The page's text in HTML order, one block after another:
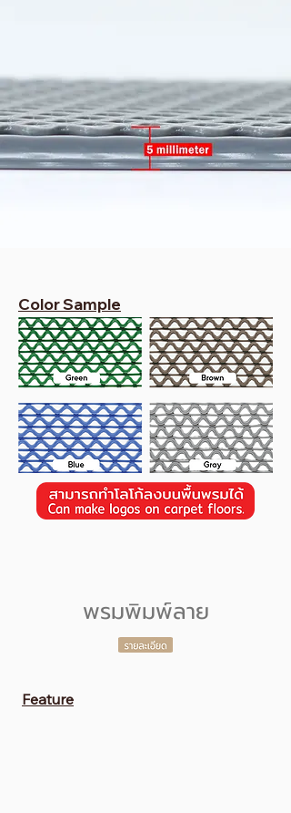
Color Sample
พรมพิมพ์ลาย
Feature